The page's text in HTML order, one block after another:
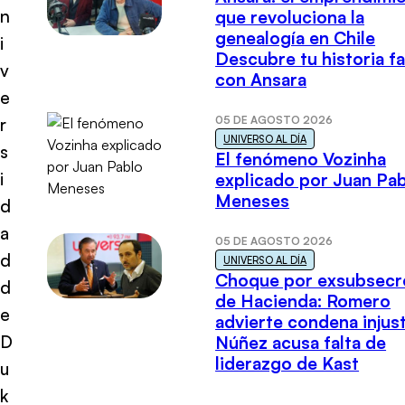
n
i
v
e
r
s
i
d
a
d
d
e
D
u
k
que revoluciona la
genealogía en Chile
Descubre tu historia
con Ansara
05 DE AGOSTO 2026
UNIVERSO AL DÍA
El fenómeno Vozinha
explicado por Juan
Meneses
05 DE AGOSTO 2026
UNIVERSO AL DÍA
Choque por
de Hacienda: Romero
advierte condena
Núñez acusa falta de
liderazgo de Kast